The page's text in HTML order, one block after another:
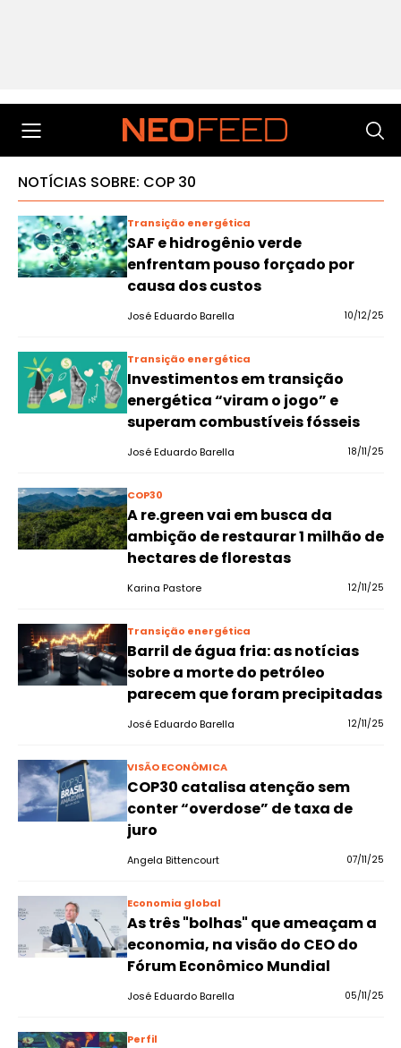
NOTÍCIAS SOBRE: COP 30
Transição energética
SAF e hidrogênio verde
enfrentam pouso forçado por
causa dos custos
José Eduardo Barella 10/12/25
Transição energética
Investimentos em transição
energética “viram o jogo” e
superam combustíveis fósseis
José Eduardo Barella 18/11/25
COP30
A re.green vai em busca da
ambição de restaurar 1 milhão de
hectares de florestas
Karina Pastore 12/11/25
Transição energética
Barril de água fria: as notícias
sobre a morte do petróleo
parecem que foram precipitadas
José Eduardo Barella 12/11/25
VISÃO ECONÔMICA
COP30 catalisa atenção sem
conter “overdose” de taxa de
juro
Angela Bittencourt 07/11/25
Economia global
As três "bolhas" que ameaçam a
economia, na visão do CEO do
Fórum Econômico Mundial
José Eduardo Barella 05/11/25
Perfil